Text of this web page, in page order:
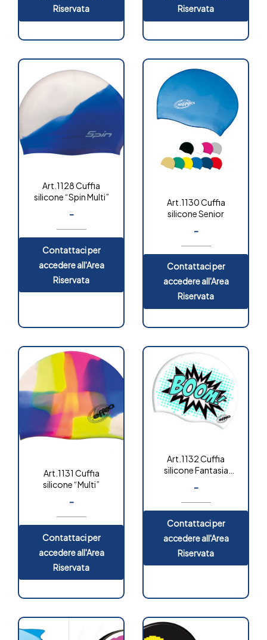
Riservata
Riservata
Art.1128 Cuffia
silicone “Spin Multi”
-
Contattaci per
accedere all'Area
Riservata
Art.1130 Cuffia
silicone Senior
-
Contattaci per
accedere all'Area
Riservata
Art.1131 Cuffia
silicone “Multi”
-
Contattaci per
accedere all'Area
Riservata
Art.1132 Cuffia
silicone Fantasia
-
Contattaci per
accedere all'Area
Riservata